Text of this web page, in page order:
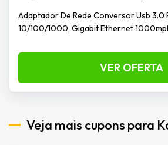
Adaptador De Rede Conversor Usb 3.0
10/100/1000, Gigabit Ethernet
VER OFERTA
Veja mais cupons para